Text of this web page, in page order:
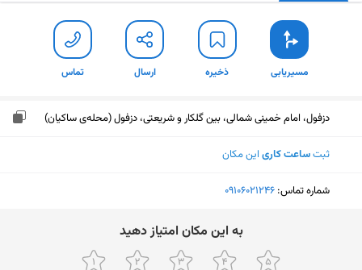
مسیریابی ذخیره ارسال تماس
دزفول، امام خمینی شمالی، بین گلکار و شریعتی، دزفول (محله‌ی ساکیان)
ثبتساعت کاری این مکان
شماره تماس: ‎09106021246
ﺑﻪ اﯾﻦ ﻣﮑﺎن اﻣﺘﯿﺎز دﻫﯿﺪ